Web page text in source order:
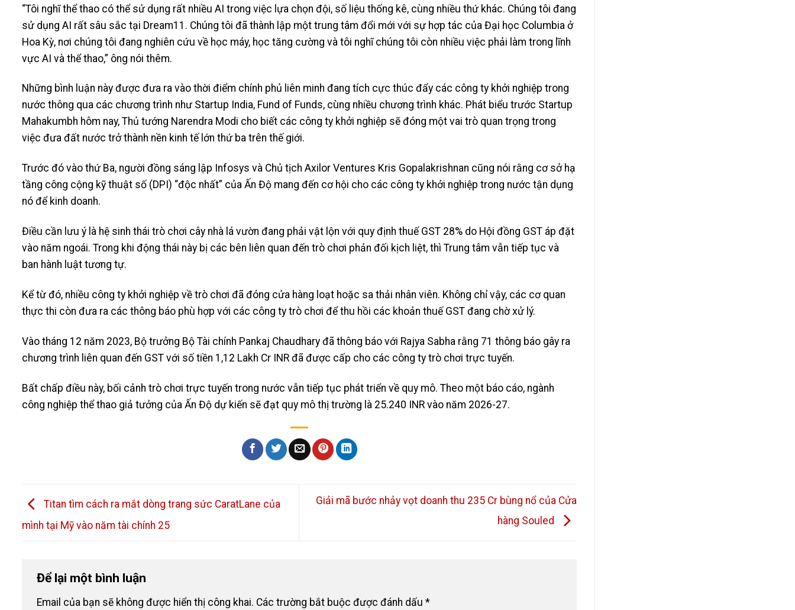
“Tôi nghĩ thể thao có thể sử dụng rất nhiều AI trong việc lựa chọn đội, số liệu thống kê, cùng nhiều thứ khác. Chúng tôi đang
sử dụng AI rất sâu sắc tại Dream11. Chúng tôi đã thành lập một trung tâm đổi mới với sự hợp tác của Đại học Columbia ở
Hoa Kỳ, nơi chúng tôi đang nghiên cứu về học máy, học tăng cường và tôi nghĩ chúng tôi còn nhiều việc phải làm trong lĩnh
vực AI và thể thao,” ông nói thêm.
Những bình luận này được đưa ra vào thời điểm chính phủ liên minh đang tích cực thúc đẩy các công ty khởi nghiệp trong
nước thông qua các chương trình như Startup India, Fund of Funds, cùng nhiều chương trình khác. Phát biểu trước Startup
Mahakumbh hôm nay, Thủ tướng Narendra Modi cho biết các công ty khởi nghiệp sẽ đóng một vai trò quan trọng trong
việc đưa đất nước trở thành nền kinh tế lớn thứ ba trên thế giới.
Trước đó vào thứ Ba, người đồng sáng lập Infosys và Chủ tịch Axilor Ventures Kris Gopalakrishnan cũng nói rằng cơ sở hạ
tầng công cộng kỹ thuật số (DPI) “độc nhất” của Ấn Độ mang đến cơ hội cho các công ty khởi nghiệp trong nước tận dụng
nó để kinh doanh.
Điều cần lưu ý là hệ sinh thái trò chơi cây nhà lá vườn đang phải vật lộn với quy định thuế GST 28% do Hội đồng GST áp đặt
vào năm ngoái. Trong khi động thái này bị các bên liên quan đến trò chơi phản đối kịch liệt, thì Trung tâm vẫn tiếp tục và
ban hành luật tương tự.
Kể từ đó, nhiều công ty khởi nghiệp về trò chơi đã đóng cửa hàng loạt hoặc sa thải nhân viên. Không chỉ vậy, các cơ quan
thực thi còn đưa ra các thông báo phù hợp với các công ty trò chơi để thu hồi các khoản thuế GST đang chờ xử lý.
Vào tháng 12 năm 2023, Bộ trưởng Bộ Tài chính Pankaj Chaudhary đã thông báo với Rajya Sabha rằng 71 thông báo gây ra
chương trình liên quan đến GST với số tiền 1,12 Lakh Cr INR đã được cấp cho các công ty trò chơi trực tuyến.
Bất chấp điều này, bối cảnh trò chơi trực tuyến trong nước vẫn tiếp tục phát triển về quy mô. Theo một báo cáo, ngành
công nghiệp thể thao giả tưởng của Ấn Độ dự kiến ​​​​sẽ đạt quy mô thị trường là 25.240 INR vào năm 2026-27.
Titan tìm cách ra mắt dòng trang sức CaratLane của
mình tại Mỹ vào năm tài chính 25
Giải mã bước nhảy vọt doanh thu 235 Cr bùng nổ của Cửa
hàng Souled
Để lại một bình luận
Email của bạn sẽ không được hiển thị công khai. Các trường bắt buộc được đánh dấu *